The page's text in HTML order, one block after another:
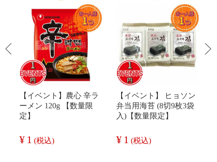
【イベント】農心 辛ラ
ーメン 120g 【数量限
定】
¥ 1 (税込)
【イベント】 ヒョソン
弁当用海苔 (8切9枚3袋
入)【数量限定】
¥ 1 (税込)